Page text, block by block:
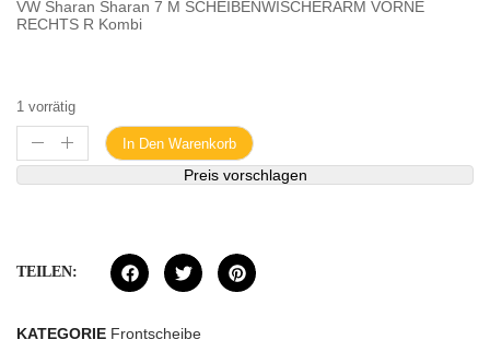
VW Sharan Sharan 7 M SCHEIBENWISCHERARM VORNE
RECHTS R Kombi
1 vorrätig
In Den Warenkorb
Preis vorschlagen
TEILEN:
KATEGORIE Frontscheibe